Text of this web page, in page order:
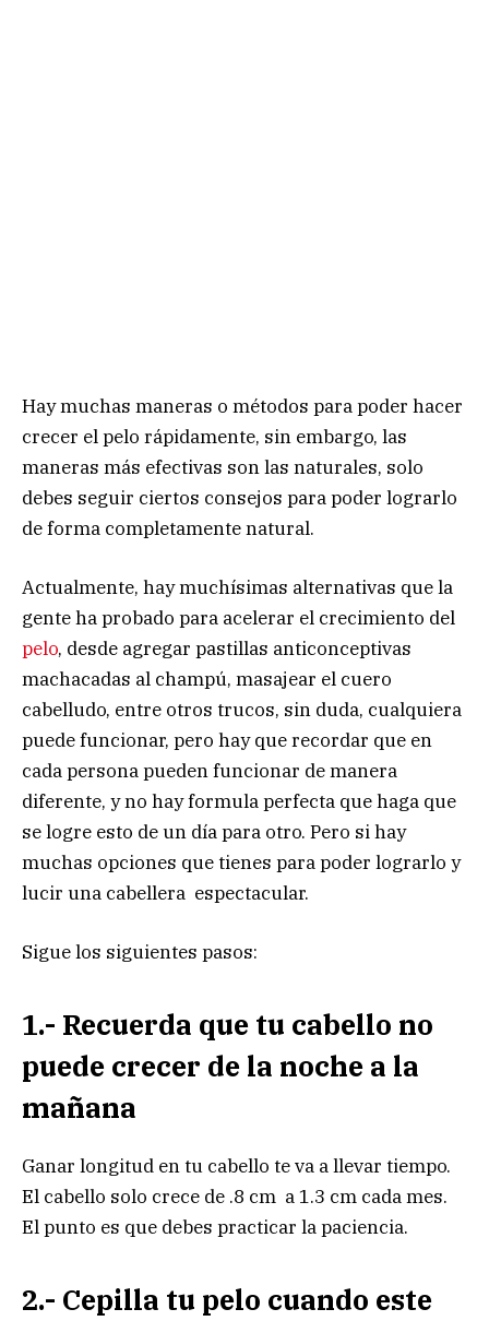
Hay muchas maneras o métodos para poder hacer
crecer el pelo rápidamente, sin embargo, las
maneras más efectivas son las naturales, solo
debes seguir ciertos consejos para poder lograrlo
de forma completamente natural.
Actualmente, hay muchísimas alternativas que la
gente ha probado para acelerar el crecimiento del
pelo, desde agregar pastillas anticonceptivas
machacadas al champú, masajear el cuero
cabelludo, entre otros trucos, sin duda, cualquiera
puede funcionar, pero hay que recordar que en
cada persona pueden funcionar de manera
diferente, y no hay formula perfecta que haga que
se logre esto de un día para otro. Pero si hay
muchas opciones que tienes para poder lograrlo y
lucir una cabellera espectacular.
Sigue los siguientes pasos:
1.- Recuerda que tu cabello no
puede crecer de la noche a la
mañana
Ganar longitud en tu cabello te va a llevar tiempo.
El cabello solo crece de .8 cm a 1.3 cm cada mes.
El punto es que debes practicar la paciencia.
2.- Cepilla tu pelo cuando este